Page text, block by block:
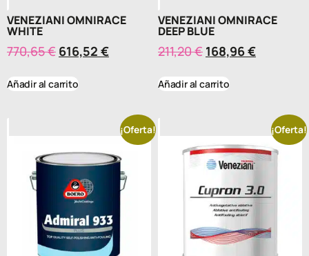
VENEZIANI OMNIRACE
WHITE
770,65€ 616,52 €
Añadir al carrito
VENEZIANI OMNIRACE
DEEP BLUE
211,20€ 168,96€
Añadir al carrito
¡Oferta! ¡Oferta!